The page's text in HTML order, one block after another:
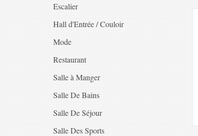
Escalier
Hall d'Entrée / Couloir
Mode
Restaurant
Salle à Manger
Salle De Bains
Salle De Séjour
Salle Des Sports